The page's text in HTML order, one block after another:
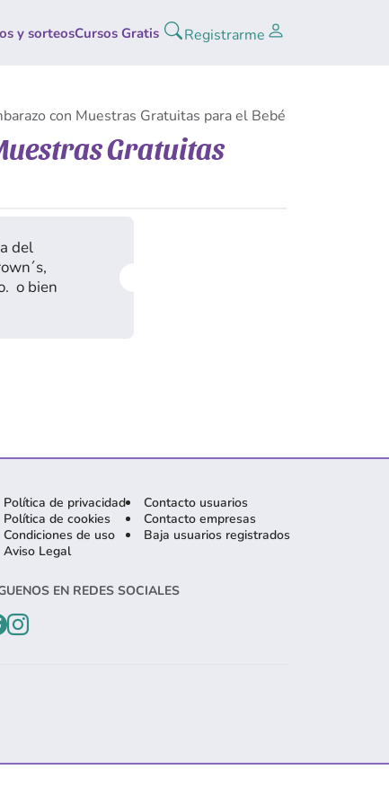
y sorteosCursos Gratis Registrarme
con Muestras Gratuitas para el Bebé
Gratuitas
del
o bien
Política de privacidad
Política de cookies
Condiciones de uso
Aviso Legal
Contacto usuarios
Contacto empresas
Baja usuarios registrados
EN REDES SOCIALES